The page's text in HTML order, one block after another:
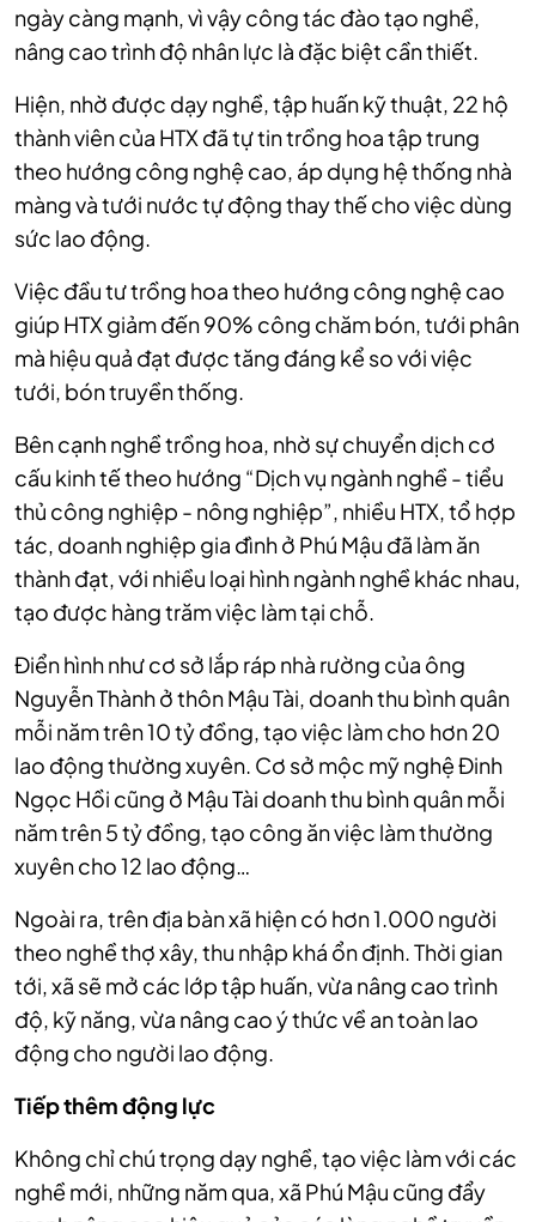
ngày càng mạnh, vì vậy công tác đào tạo nghề,
nâng cao trình độ nhân lực là đặc biệt cần thiết.
Hiện, nhờ được dạy nghề, tập huấn kỹ thuật, 22 hộ
thành viên của HTX đã tự tin trồng hoa tập trung
theo hướng công nghệ cao, áp dụng hệ thống nhà
màng và tưới nước tự động thay thế cho việc dùng
sức lao động.
Việc đầu tư trồng hoa theo hướng công nghệ cao
giúp HTX giảm đến 90% công chăm bón, tưới phân
mà hiệu quả đạt được tăng đáng kể so với việc
tưới, bón truyền thống.
Bên cạnh nghề trồng hoa, nhờ sự chuyển dịch cơ
cấu kinh tế theo hướng “Dịch vụ ngành nghề - tiểu
thủ công nghiệp - nông nghiệp”, nhiều HTX, tổ hợp
tác, doanh nghiệp gia đình ở Phú Mậu đã làm ăn
thành đạt, với nhiều loại hình ngành nghề khác nhau,
tạo được hàng trăm việc làm tại chỗ.
Điển hình như cơ sở lắp ráp nhà rường của ông
Nguyễn Thành ở thôn Mậu Tài, doanh thu bình quân
mỗi năm trên 10 tỷ đồng, tạo việc làm cho hơn 20
lao động thường xuyên. Cơ sở mộc mỹ nghệ Đinh
Ngọc Hồi cũng ở Mậu Tài doanh thu bình quân mỗi
năm trên 5 tỷ đồng, tạo công ăn việc làm thường
xuyên cho 12 lao động…
Ngoài ra, trên địa bàn xã hiện có hơn 1.000 người
theo nghề thợ xây, thu nhập khá ổn định. Thời gian
tới, xã sẽ mở các lớp tập huấn, vừa nâng cao trình
độ, kỹ năng, vừa nâng cao ý thức về an toàn lao
động cho người lao động.
Tiếp thêm động lực
Không chỉ chú trọng dạy nghề, tạo việc làm với các
nghề mới, những năm qua, xã Phú Mậu cũng đẩy